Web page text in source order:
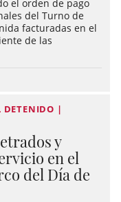
el orden de pago
del Turno de
facturadas en el
de las
DETENIDO |
y
en el
del Día de